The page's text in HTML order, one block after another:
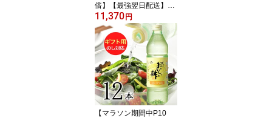
倍】【最強翌日配送】お
いしい酢 955ml 12本レ
シピブック 1冊 プレゼン
ト 酢 お酢 料理酢 飲むお
酢 まとめ買い おいしい
お酢 万能酢 果実酢 健康
業務用 調味料 万能調味
料 フルーツ酢 みかん果
実 料理
11,370 円
【マラソン期間中P10